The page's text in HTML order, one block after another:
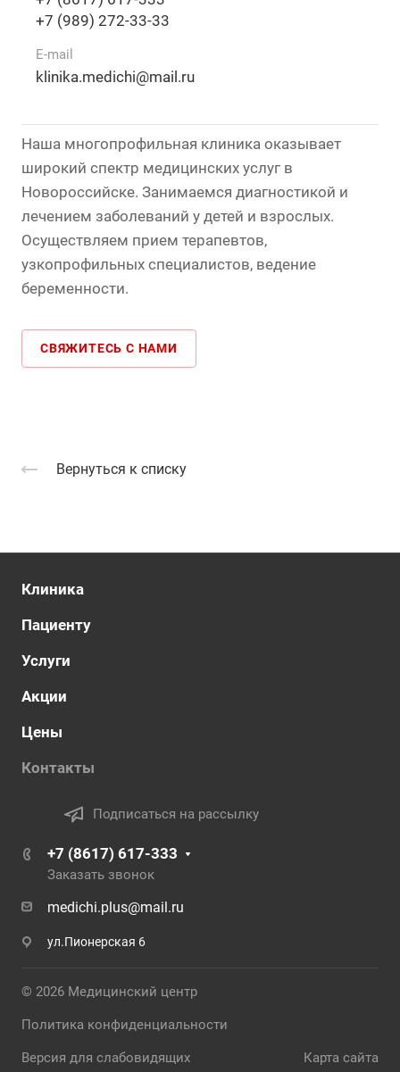
+7 (989) 272-33-33
E-mail
klinika.medichi@mail.ru
Наша многопрофильная клиника оказывает
широкий спектр медицинских услуг в
Новороссийске. Занимаемся диагностикой и
лечением заболеваний у детей и взрослых.
Осуществляем прием терапевтов,
узкопрофильных специалистов, ведение
беременности.
СВЯЖИТЕСЬ С НАМИ
Вернуться к списку
Клиника
Пациенту
Услуги
Акции
Цены
Контакты
Подписаться на рассылку
+7 (8617) 617-333
Заказать звонок
medichi.plus@mail.ru
ул.Пионерская 6
© 2026 Медицинский центр
Политика конфиденциальности
Версия для слабовидящих Карта сайта